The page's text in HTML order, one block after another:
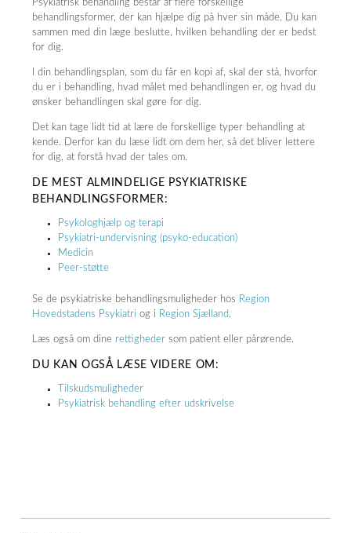
Psykiatrisk behandling består af flere forskellige
behandlingsformer, der kan hjælpe dig på hver sin måde. Du kan
sammen med din læge beslutte, hvilken behandling der er bedst
for dig.
I din behandlingsplan, som du får en kopi af, skal der stå, hvorfor
du er i behandling, hvad målet med behandlingen er, og hvad du
ønsker behandlingen skal gøre for dig.
Det kan tage lidt tid at lære de forskellige typer behandling at
kende. Derfor kan du læse lidt om dem her, så det bliver lettere
for dig, at forstå hvad der tales om.
DE MEST ALMINDELIGE PSYKIATRISKE
BEHANDLINGSFORMER:
Psykologhjælp og terapi
Psykiatri-undervisning (psyko-education)
Medicin
Peer-støtte
Se de psykiatriske behandlingsmuligheder hos Region
Hovedstadens Psykiatri og i Region Sjælland.
Læs også om dine rettigheder som patient eller pårørende.
DU KAN OGSÅ LÆSE VIDERE OM:
Tilskudsmuligheder
Psykiatrisk behandling efter udskrivelse